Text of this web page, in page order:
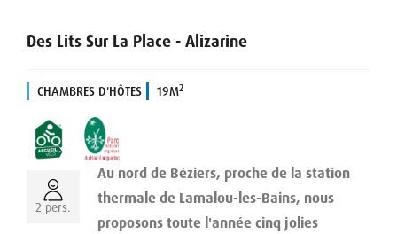
Des Lits Sur La Place - Alizarine
CHAMBRES D'HÔTES 19M2
2 pers.
Au nord de Béziers, proche de la station
thermale de Lamalou-les-Bains, nous
proposons toute l'année cinq jolies